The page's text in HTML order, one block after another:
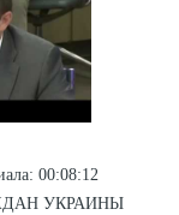
: 00:08:12
УКРАИНЫ